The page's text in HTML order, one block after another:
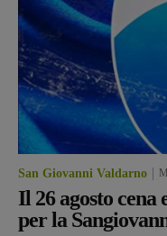
San Giovanni Valdarno
Il 26 agosto cena
per la